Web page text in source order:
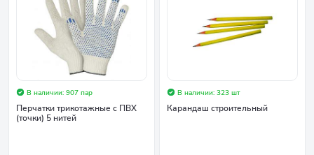
В наличии: 907 пар
Перчатки трикотажные с ПВХ
(точки) 5 нитей
В наличии: 323 шт
Карандаш строительный